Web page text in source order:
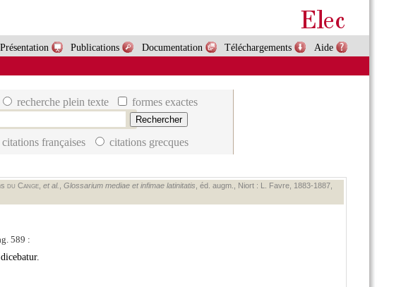
Aide
Téléchargements
Documentation
Publications
Présentation
recherche plein texte formes exactes
citations françaises citations grecques
du Cange, et al. Glossarium mediae et infimae latinitatis , éd. augm., Niort : L. Favre, 1883‑1887,
589 :